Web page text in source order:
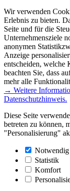
Wir verwenden
Erlebnis zu bieten.
Seite und für die
Unternehmensziele
anonymen
Anzeige
entscheiden, welche
beachten Sie, dass
mehr alle
→ Weitere
Datenschutzhinweis.
Diese Seite
betreten zu können,
"Personalisierung"
Notwendig
Statistik
Komfort